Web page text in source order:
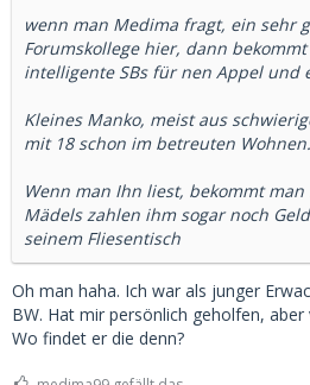
wenn man Medima fragt, ein sehr
Forumskollege hier, dann
intelligente SBs für nen Appel und
Kleines Manko, meist aus
mit 18 schon im betreuten Wohnen.
Wenn man Ihn liest, bekommt
Mädels zahlen ihm sogar noch
seinem Fliesentisch
Oh man haha. Ich war als junger
BW. Hat mir persönlich geholfen,
Wo findet er die denn?